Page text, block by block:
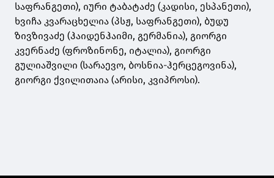
საფრანგეთი), იური ტაბატაძე (კადისი, ესპანეთი),
ხვიჩა კვარაცხელია (პსჟ, საფრანგეთი), ბუდუ
ზივზივაძე (ჰაიდენჰაიმი, გერმანია), გიორგი
კვერნაძე (ფროზინონე, იტალია), გიორგი
გულიაშვილი (სარაევო, ბოსნია-ჰერცეგოვინა),
გიორგი ქვილითაია (არისი, კვიპროსი).